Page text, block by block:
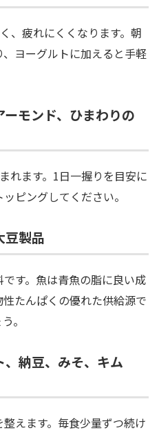
、疲れにくくなります。朝
ヨーグルトに加えると手軽
モンド、ひまわりの
れます。1日一握りを目安に
ピングしてください。
豆製品
す。魚は青魚の脂に良い成
たんぱくの優れた供給源で
。
納豆、みそ、キム
えます。毎食少量ずつ続け